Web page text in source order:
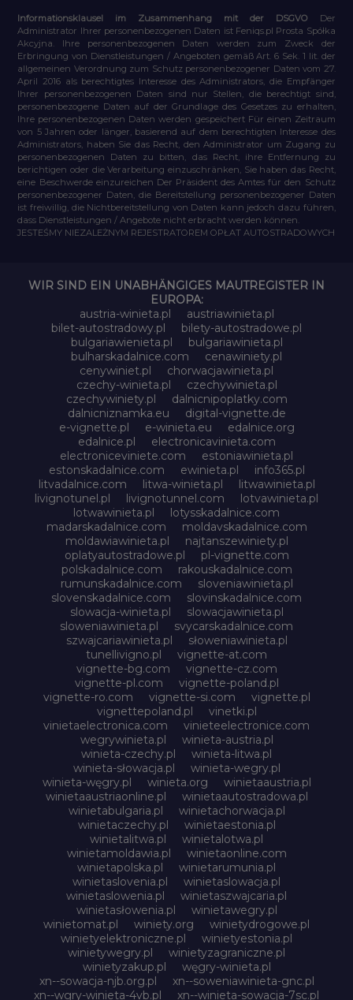
Informationsklausel im Zusammenhang mit der DSGVO
Der
Administrator Ihrer personenbezogenen Daten ist Feniqs.pl Prosta Spółka
Akcyjna. Ihre personenbezogenen Daten werden zum Zweck der
Erbringung von Dienstleistungen / Angeboten gemäß Art. 6 Sek. 1 lit. der
allgemeinen Verordnung zum Schutz personenbezogener Daten vom 27.
April 2016 als berechtigtes Interesse des Administrators, die Empfänger
Ihrer personenbezogenen Daten sind nur Stellen, die berechtigt sind,
personenbezogene Daten auf der Grundlage des Gesetzes zu erhalten,
Ihre personenbezogenen Daten werden gespeichert Für einen Zeitraum
von 5 Jahren oder länger, basierend auf dem berechtigten Interesse des
Administrators, haben Sie das Recht, den Administrator um Zugang zu
personenbezogenen Daten zu bitten, das Recht, ihre Entfernung zu
berichtigen oder die Verarbeitung einzuschränken, Sie haben das Recht,
eine Beschwerde einzureichen Der Präsident des Amtes für den Schutz
personenbezogener Daten, die Bereitstellung personenbezogener Daten
ist freiwillig, die Nichtbereitstellung von Daten kann jedoch dazu führen,
dass Dienstleistungen / Angebote nicht erbracht werden können.
JESTEŚMY NIEZALEŻNYM REJESTRATOREM OPŁAT AUTOSTRADOWYCH
WIR SIND EIN UNABHÄNGIGES MAUTREGISTER IN
EUROPA:
austria-winieta.pl
austriawinieta.pl
bilet-autostradowy.pl
bilety-autostradowe.pl
bulgariawienieta.pl
bulgariawinieta.pl
bulharskadalnice.com
cenawiniety.pl
cenywiniet.pl
chorwacjawinieta.pl
czechy-winieta.pl
czechywinieta.pl
czechywiniety.pl
dalnicnipoplatky.com
dalnicniznamka.eu
digital-vignette.de
e-vignette.pl
e-winieta.eu
edalnice.org
edalnice.pl
electronicavinieta.com
electroniceviniete.com
estoniawinieta.pl
estonskadalnice.com
ewinieta.pl
info365.pl
litvadalnice.com
litwa-winieta.pl
litwawinieta.pl
livignotunel.pl
livignotunnel.com
lotvawinieta.pl
lotwawinieta.pl
lotysskadalnice.com
madarskadalnice.com
moldavskadalnice.com
moldawiawinieta.pl
najtanszewiniety.pl
oplatyautostradowe.pl
pl-vignette.com
polskadalnice.com
rakouskadalnice.com
rumunskadalnice.com
sloveniawinieta.pl
slovenskadalnice.com
slovinskadalnice.com
slowacja-winieta.pl
slowacjawinieta.pl
sloweniawinieta.pl
svycarskadalnice.com
szwajcariawinieta.pl
słoweniawinieta.pl
tunellivigno.pl
vignette-at.com
vignette-bg.com
vignette-cz.com
vignette-pl.com
vignette-poland.pl
vignette-ro.com
vignette-si.com
vignette.pl
vignettepoland.pl
vinetki.pl
vinietaelectronica.com
vinieteelectronice.com
wegrywinieta.pl
winieta-austria.pl
winieta-czechy.pl
winieta-litwa.pl
winieta-słowacja.pl
winieta-wegry.pl
winieta-węgry.pl
winieta.org
winietaaustria.pl
winietaaustriaonline.pl
winietaautostradowa.pl
winietabulgaria.pl
winietachorwacja.pl
winietaczechy.pl
winietaestonia.pl
winietalitwa.pl
winietalotwa.pl
winietamoldawia.pl
winietaonline.com
winietapolska.pl
winietarumunia.pl
winietaslovenia.pl
winietaslowacja.pl
winietaslowenia.pl
winietaszwajcaria.pl
winietasłowenia.pl
winietawegry.pl
winietomat.pl
winiety.org
winietydrogowe.pl
winietyelektroniczne.pl
winietyestonia.pl
winietywegry.pl
winietyzagraniczne.pl
winietyzakup.pl
węgry-winieta.pl
xn--sowacja-njb.org.pl
xn--soweniawinieta-gnc.pl
xn--wgry-winieta-4vb.pl
xn--winieta-sowacja-7sc.pl